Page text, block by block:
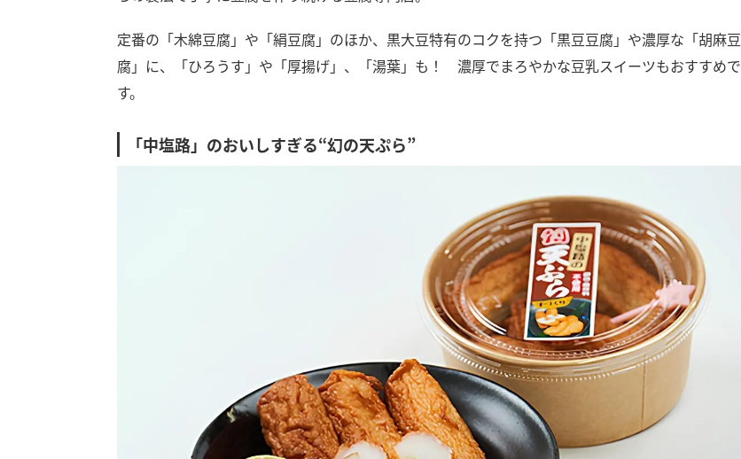
定番の「木綿豆腐」や「絹豆腐」のほか、黒大豆特有のコクを持つ「黒豆豆腐」や濃厚な「胡麻豆
腐」に、「ひろうす」や「厚揚げ」、「湯葉」も！ 濃厚でまろやかな豆乳スイーツもおすすめで
す。
「中塩路」のおいしすぎる“幻の天ぷら”